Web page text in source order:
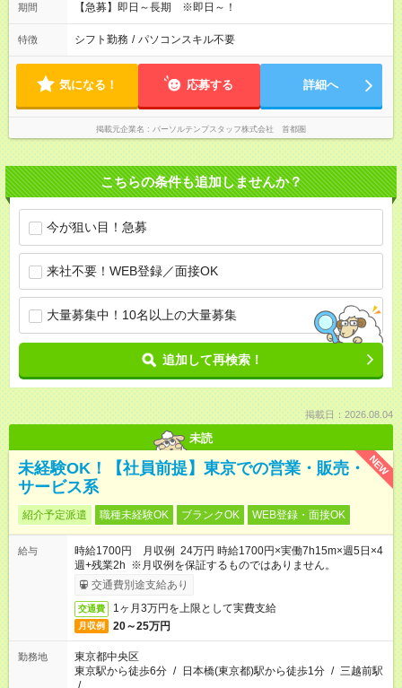
期間 【急募】即日～長期 ※即日～！
特徴 シフト勤務 / パソコンスキル不要
気になる！ 応募する 詳細へ
掲載元企業名 パーソルテンプスタッフ株式会社 首都圏
こちらの条件も追加しませんか？
今が狙い目！急募
来社不要！WEB登録／面接OK
大量募集中！10名以上の大量募集
追加して再検索！
掲載日：2026.08.04
未読
NEW
未経験OK！【社員前提】東京での営業・販売・
サービス系
紹介予定派遣 職種未経験OK ブランクOK WEB登録・面接OK
給与
時給1700円 月収例 24万円 時給1700円×実働7h15m×週5日×4
週+残業2h ※月収例を保証するものではありません。
交通費別途支給あり
交通費 1ヶ月3万円を上限として実費支給
月収例 20～25万円
勤務地
東京都中央区
東京駅から徒歩6分 / 日本橋(東京都)駅から徒歩1分 / 三越前駅
/